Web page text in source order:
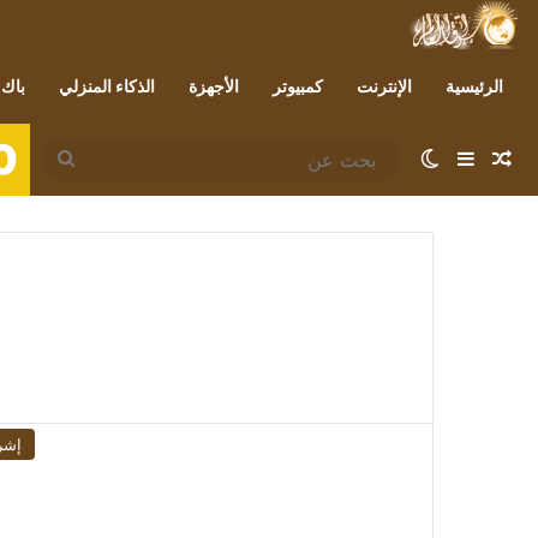
الرئيسية الإنترنت كمبيوتر الأجهزة الذكاء المنزلي
مقال عشوائي
إضافة عمود جانبي
الوضع المظلم
بحث
عن